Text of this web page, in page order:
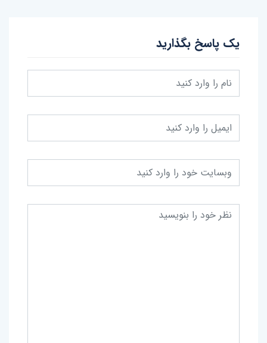
یک پاسخ بگذارید